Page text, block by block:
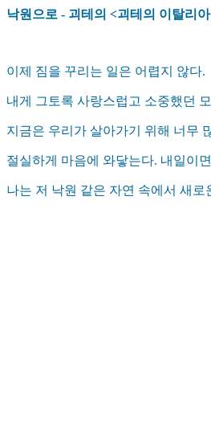
낙원으로 - 괴테의 <괴테의 이탈리
이제 짐을 꾸리는 일은 어렵지 않다.
내게 그토록 사랑스럽고 소중했던
지금은 우리가 살아가기 위해 너무
절실하게 마음에 와닿는다. 내일이
나는 저 낙원 같은 자연 속에서 새